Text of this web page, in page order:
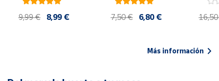
Bono
Cultural
de Correos
9,99 € 8,99 € 7,50 € 6,80 €
Más información